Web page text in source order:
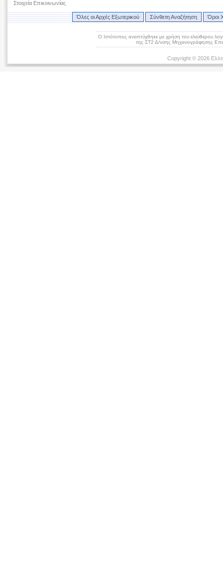
Στοιχεία Επικοινωνίας
Όλες οι Αρχές Εξωτερικού Σύνθετη Αναζήτηση Όροι
Ο Ιστότοπος αναπτύχθηκε με χρήση του ελεύθερου
της ΣΤ2 Δ/νσης Μηχανογράφησης
Copyright © 2026